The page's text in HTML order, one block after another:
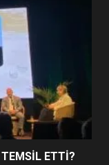
SÜRE
TEMSİL ETTİ?